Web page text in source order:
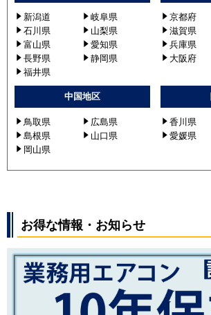
新潟道
岐阜県
石川県
山梨県
富山県
愛知県
長野県
静岡県
福井県
京都府
滋賀県
兵庫県
大阪府
中国地区
鳥取県
広島県
島根県
山口県
岡山県
香川県
愛媛県
お得な情報・お知らせ